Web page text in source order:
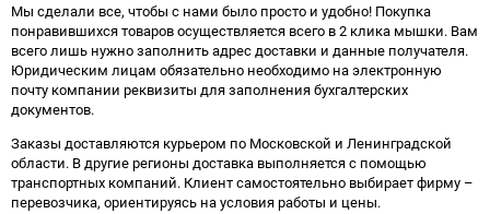
Мы сделали все, чтобы с нами было просто и удобно! Покупка
понравившихся товаров осуществляется всего в 2 клика мышки. Вам
всего лишь нужно заполнить адрес доставки и данные получателя.
Юридическим лицам обязательно необходимо на электронную
почту компании реквизиты для заполнения бухгалтерских
документов.
Заказы доставляются курьером по Московской и Ленинградской
области. В другие регионы доставка выполняется с помощью
транспортных компаний. Клиент самостоятельно выбирает фирму –
перевозчика, ориентируясь на условия работы и цены.